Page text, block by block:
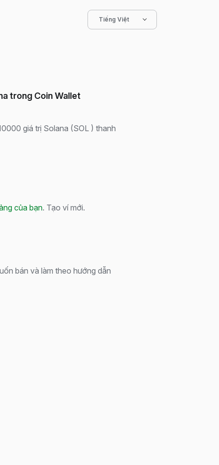
Tiếng Việt
trong Coin Wallet
giá trị Solana (SOL ) thanh
của bạn. Tạo ví mới.
bán và làm theo hướng dẫn